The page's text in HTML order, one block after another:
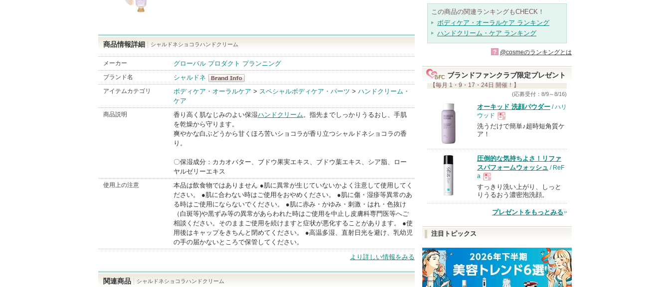
商品情報詳細 シャルドネショコラハンドクリーム
メーカー グローバル プロダクト プランニング
ブランド名
シャルドネ
シャルドネ
アイテムカテゴリ ボディケア・オーラルケア > スペシャルボディケア・パーツ > ハンドクリーム・
ケア
商品説明 香り高く肌なじみのよい保湿ハンドクリーム。指先までしっかりうるおし、手肌
を乾燥から守ります。
爽やかな白ぶどうから甘くほろ苦いショコラが香り立つシャルドネショコラの香
り。
〇保湿成分：カカオバター、ブドウ果実エキス、ブドウ葉エキス、シア脂、ロー
ヤルゼリーエキス
使用上の注意
本品は飲食物ではありません ●肌に異常が生じていないかよく注意して使用してく
ださい。 ●肌に合わない時はご使用をおやめください。 ●肌に傷・湿疹等異常のあ
る時はご使用にならないでください。 ●肌に赤み・かゆみ・刺激・はれ・色抜け
（白斑等)や黒ずみ等の異常があらわれた時はご使用を中止し皮膚科専門医等へご
相談ください。そのままご使用を続けますと症状が悪化することがあります。 ●使
用後はキャップをきちんと閉めてください。 ●高温多湿、直射日光を避け、乳幼児
の手の届かないところで保管してください。
より詳しい情報をみる
関連商品 シャルドネショコラハンドクリーム
この商品の関連ランキングもCHECK！
ボディケア・オーラルケア ランキング
ハンドクリーム・ケア ランキング
? @cosmeのランキングとは
ブランドファンクラブ限定プレゼント
【毎月 1・9・17・24日 開催！】
(応募受付：8/9～8/16)
オーキッド 洗顔パウダー / ハリ
ウッド
現
品
洗うだけで簡単♪超時短角質ケ
ア！
圧倒的な気持ちよさ！リファ
スパフォームウォッシュ / ReF
a
現
すっきり洗い上がり、しっと
りうるおう濃密泡洗顔。
プレゼントをもっとみる
注目トピックス